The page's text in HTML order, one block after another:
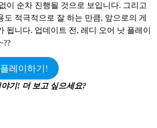
이 순차 진행될 것으로 보입니다. 그리고
도 적극적으로 잘 하는 만큼, 앞으로의 게
됩니다. 업데이트 전, 레디 오어 낫 플레이
레이하기!
기! 더 보고 싶으세요?